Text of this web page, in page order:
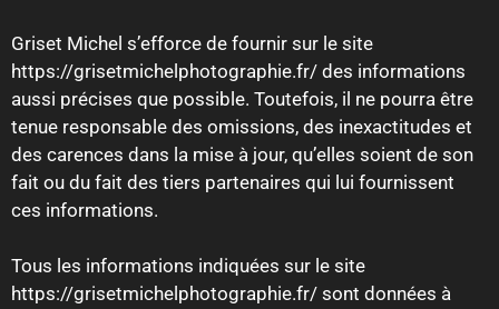
Griset Michel s’efforce de fournir sur le site
https://grisetmichelphotographie.fr/ des informations
aussi précises que possible. Toutefois, il ne pourra être
tenue responsable des omissions, des inexactitudes et
des carences dans la mise à jour, qu’elles soient de son
fait ou du fait des tiers partenaires qui lui fournissent
ces informations.
Tous les informations indiquées sur le site
https://grisetmichelphotographie.fr/ sont données à